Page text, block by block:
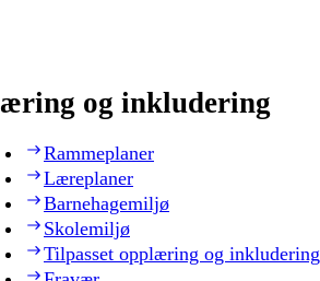
og inkludering
Rammeplaner
Læreplaner
Barnehagemiljø
Skolemiljø
Tilpasset opplæring og inkludering